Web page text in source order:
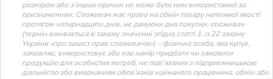
розміром або з інших причин не може бути ним використаний за
призначенням. Споживач має право на обмін товару належної якості
протягом чотирнадцяти днів, не рахуючи дня покупки. споживач
(термін вживається в такому значенні згідно статті 1. п.22 закону
України «про захист прав споживачів») – фізична особа, яка купує,
замовляє, використовує або має намір придбати чи замовити
продукцію для особистих потреб, не пов’язаних з підприємницькою
діяльністю або виконанням обов’язків найманого працівника. обмін або